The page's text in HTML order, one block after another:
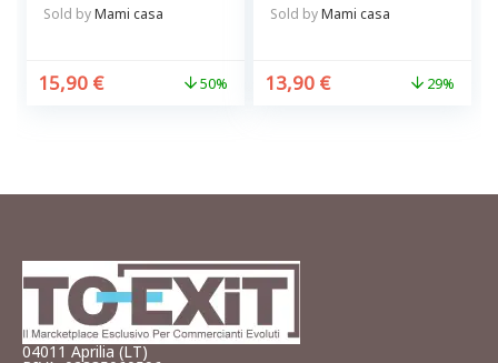
Stampato
Sold byMami casa
15,90 € 50%
curare la barba
Sold byMami casa
13,90 € 29%
04011 Aprilia (LT)